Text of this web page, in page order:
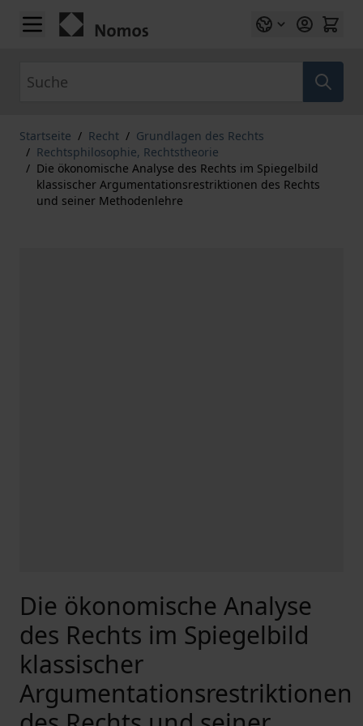
Zum Inhalt springen
Startseite / Recht / Grundlagen des Rechts
/ Rechtsphilosophie, Rechtstheorie
/ Die ökonomische Analyse des Rechts im Spiegelbild
klassischer Argumentationsrestriktionen des Rechts
und seiner Methodenlehre
Die ökonomische Analyse
des Rechts im Spiegelbild
klassischer
Argumentationsrestriktionen